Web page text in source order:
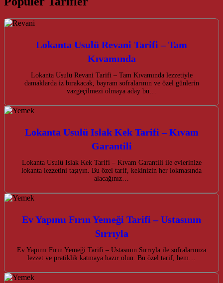
Lokanta Usulü Revani Tarifi – Tam
Kıvamında
Lokanta Usulü Revani Tarifi – Tam Kıvamında lezzetiyle
damaklarda iz bırakacak, bayram sofralarının ve özel günlerin
vazgeçilmezi olmaya aday bu…
Lokanta Usulü Islak Kek Tarifi – Kıvam
Garantili
Lokanta Usulü Islak Kek Tarifi – Kıvam Garantili ile evlerinize
lokanta lezzetini taşıyın. Bu özel tarif, kekinizin her lokmasında
alacağınız…
Ev Yapımı Fırın Yemeği Tarifi – Ustasının
Sırrıyla
Ev Yapımı Fırın Yemeği Tarifi – Ustasının Sırrıyla ile sofralarınıza
lezzet ve pratiklik katmaya hazır olun. Bu özel tarif, hem…